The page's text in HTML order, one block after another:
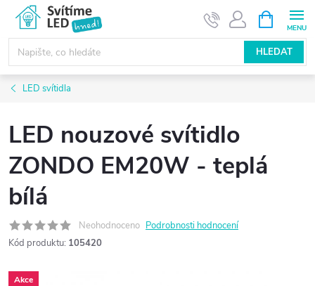
obsah
HLEDAT
NÁKUPNÍ
KOŠÍK
LED svítidla
LED nouzové svítidlo
ZONDO EM20W - teplá
bílá
Neohodnoceno Podrobnosti hodnocení
Kód produktu: 105420
Akce